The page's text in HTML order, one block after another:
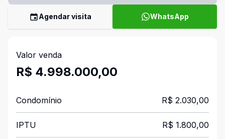
Agendar visita WhatsApp
Valor venda
R$ 4.998.000,00
Condomínio R$ 2.030,00
IPTU R$ 1.800,00